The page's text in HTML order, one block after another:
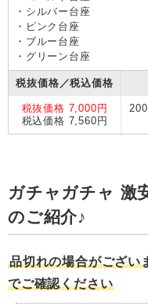
・シルバー台座
・ピンク台座
・ブルー台座
・グリーン台座
税抜価格／税込価格
税抜価格 7,000円
税込価格 7,560円
ガチャガチャ 激
のご紹介♪
品切れの場合がござい
でご確認ください